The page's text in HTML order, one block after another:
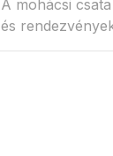
A mohácsi
és